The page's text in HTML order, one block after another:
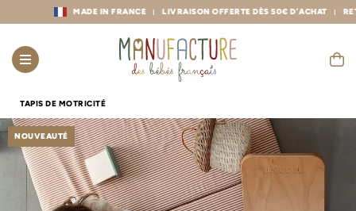
MADE IN FRANCE LIVRAISON OFFERTE DÈS 50€ D’ACHAT
TAPIS DE MOTRICITÉ
NOUVEAUTÉ